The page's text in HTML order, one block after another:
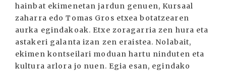
hainbat ekimenetan jardun genuen, Kursaal
zaharra edo Tomas Gros etxea botatzearen
aurka egindakoak. Etxe zoragarria zen hura eta
astakeri galanta izan zen eraistea. Nolabait,
ekimen kontseilari moduan hartu ninduten eta
kultura arlora jo nuen. Egia esan, egindako